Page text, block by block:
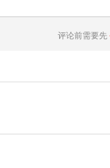
评论前需要先